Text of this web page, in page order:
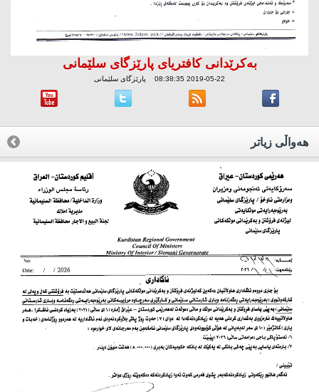
به‌كرێدانی كافتریای پارێزگای سلێمانی
2019-05-22 08:38:35 پارێزگای سلێمانی
هه‌واڵی زیاتر